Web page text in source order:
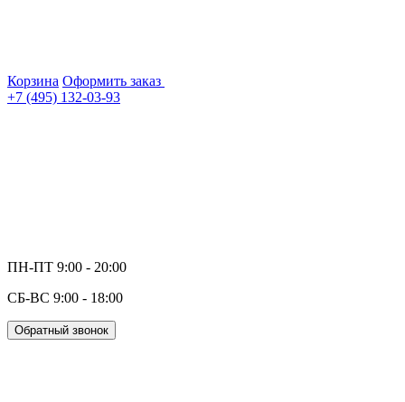
Корзина Оформить заказ
+7 (495) 132-03-93
ПН-ПТ 9:00 - 20:00
СБ-ВС 9:00 - 18:00
Обратный звонок